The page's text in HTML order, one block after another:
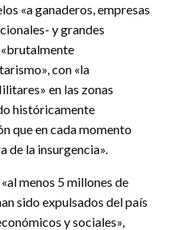
«a ganaderos, empresas
y grandes
con «la
en las zonas
históricamente
que en cada momento
de la insurgencia».
menos 5 millones de
sido expulsados del país
y sociales»,